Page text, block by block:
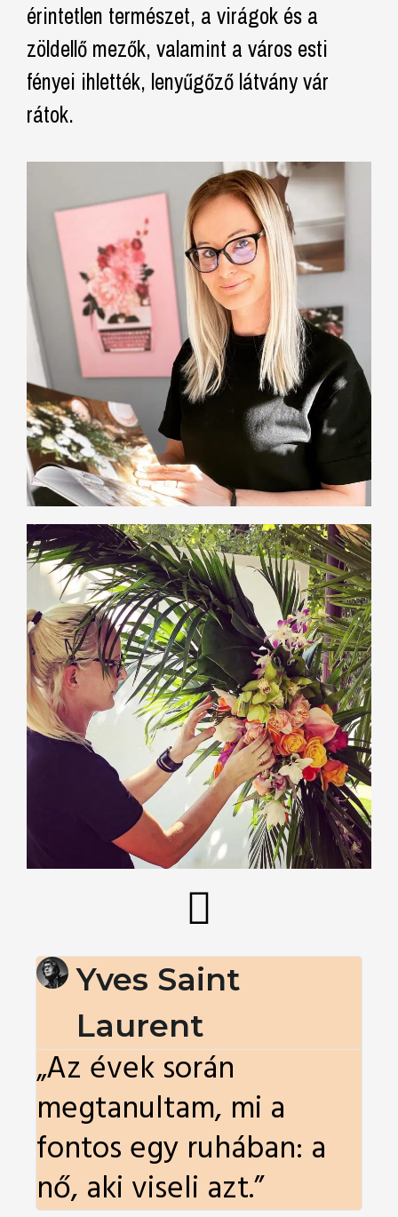
érintetlen természet, a virágok és a
zöldellő mezők, valamint a város esti
fényei ihlették, lenyűgőző látvány vár
rátok.
Yves Saint
Laurent
„Az évek során
megtanultam, mi a
fontos egy ruhában: a
nő, aki viseli azt.”